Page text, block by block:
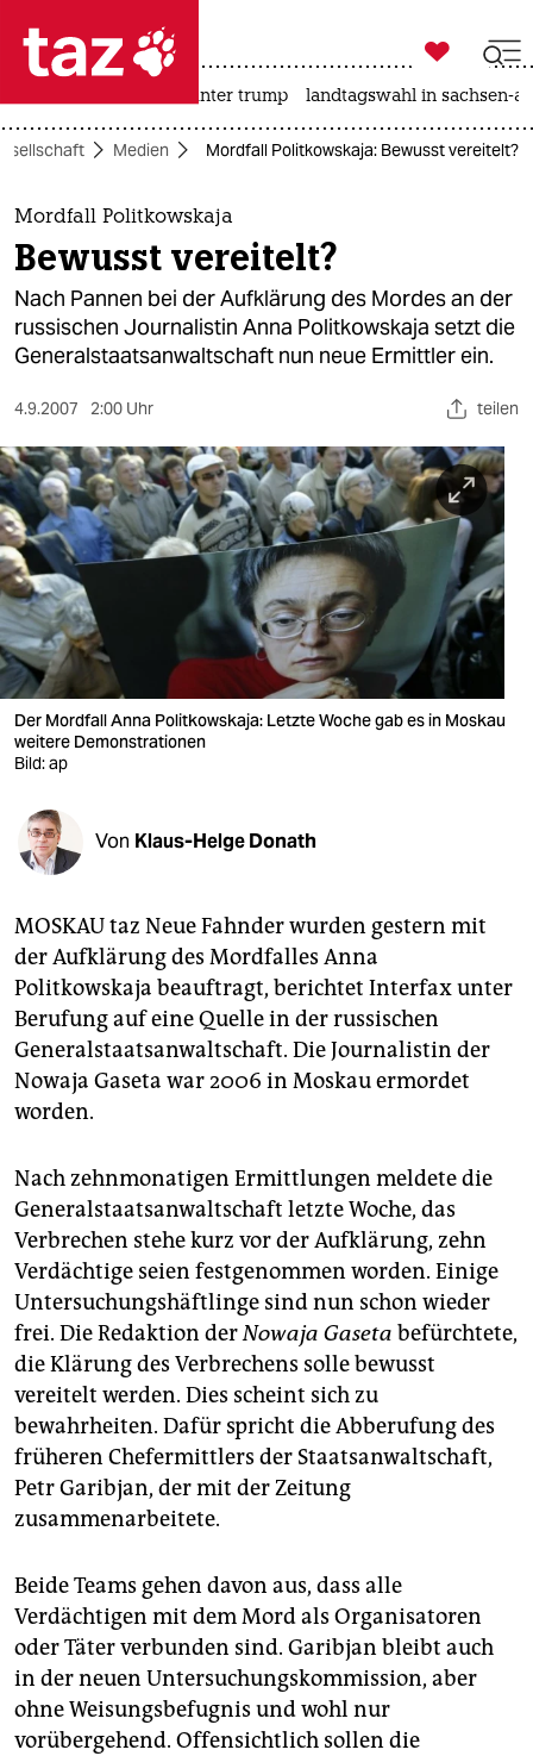
 taz zahl ich
taz zahl ich
themen
politik
öko
sport
berlin
nord
wahrheit
verlag
verlag
shop
fragen & hilfe
unterstützen
abo
genossenschaft
epaper login

taz zahl ich
usa unter trump landtagswahl in sachsen-
Medien Mordfall Politkowskaja: Bewusst vereitelt?
Mordfall Politkowskaja
Bewusst vereitelt?
Nach Pannen bei der Aufklärung des Mordes an der
russischen Journalistin Anna Politkowskaja setzt die
Generalstaatsanwaltschaft nun neue Ermittler ein.
4.9.2007 2:00 Uhr teilen
Der Mordfall Anna Politkowskaja: Letzte Woche gab es in Moskau
weitere Demonstrationen
Bild: ap
Von Klaus-Helge Donath
MOSKAU taz Neue Fahnder wurden gestern mit
der Aufklärung des Mordfalles Anna
Politkowskaja beauftragt, berichtet Interfax unter
Berufung auf eine Quelle in der russischen
Generalstaatsanwaltschaft. Die Journalistin der
Nowaja Gaseta war 2006 in Moskau ermordet
worden.
Nach zehnmonatigen Ermittlungen meldete die
Generalstaatsanwaltschaft letzte Woche, das
Verbrechen stehe kurz vor der Aufklärung, zehn
Verdächtige seien festgenommen worden. Einige
Untersuchungshäftlinge sind nun schon wieder
frei. Die Redaktion derNowaja Gaseta befürchtete,
die Klärung des Verbrechens solle bewusst
vereitelt werden. Dies scheint sich zu
bewahrheiten. Dafür spricht die Abberufung des
früheren Chefermittlers der Staatsanwaltschaft,
Petr Garibjan, der mit der Zeitung
zusammenarbeitete.
Beide Teams gehen davon aus, dass alle
Verdächtigen mit dem Mord als Organisatoren
oder Täter verbunden sind. Garibjan bleibt auch
in der neuen Untersuchungskommission, aber
ohne Weisungsbefugnis und wohl nur
vorübergehend. Offensichtlich sollen die